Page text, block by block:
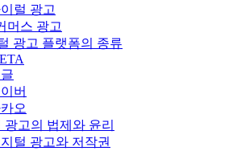
럴 광고
머스 광고
광고 플랫폼의 종류
버
오
고의 법제와 윤리
털 광고와 저작권